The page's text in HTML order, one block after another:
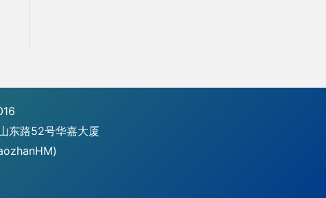
东路52号华嘉大厦